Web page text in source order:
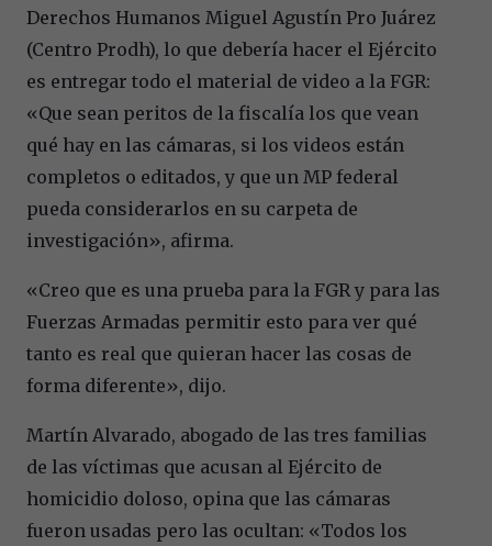
Derechos Humanos Miguel Agustín Pro Juárez
(Centro Prodh), lo que debería hacer el Ejército
es entregar todo el material de video a la FGR:
«Que sean peritos de la fiscalía los que vean
qué hay en las cámaras, si los videos están
completos o editados, y que un MP federal
pueda considerarlos en su carpeta de
investigación», afirma.
«Creo que es una prueba para la FGR y para las
Fuerzas Armadas permitir esto para ver qué
tanto es real que quieran hacer las cosas de
forma diferente», dijo.
Martín Alvarado, abogado de las tres familias
de las víctimas que acusan al Ejército de
homicidio doloso, opina que las cámaras
fueron usadas pero las ocultan: «Todos los